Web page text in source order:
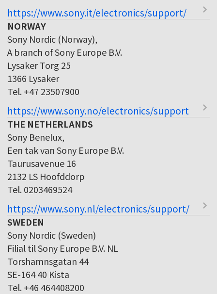
https://www.sony.it/electronics/support/
NORWAY
Sony Nordic (Norway),
A branch of Sony Europe B.V.
Lysaker Torg 25
1366 Lysaker
Tel. +47 23507900
https://www.sony.no/electronics/support
THE NETHERLANDS
Sony Benelux,
Een tak van Sony Europe B.V.
Taurusavenue 16
2132 LS Hoofddorp
Tel. 0203469524
https://www.sony.nl/electronics/support/
SWEDEN
Sony Nordic (Sweden)
Filial til Sony Europe B.V. NL
Torshamnsgatan 44
SE-164 40 Kista
Tel. +46 464408200